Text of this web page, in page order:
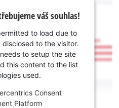
váš souhlas!
to load due to
to the visitor.
to setup the site
this content to the list
used.
Consent
Platform